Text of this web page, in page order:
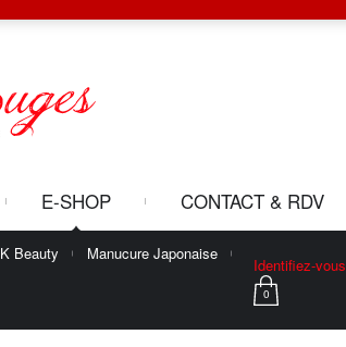
E-SHOP CONTACT & RDV
K Beauty Manucure Japonaise
Identifiez-vous
0